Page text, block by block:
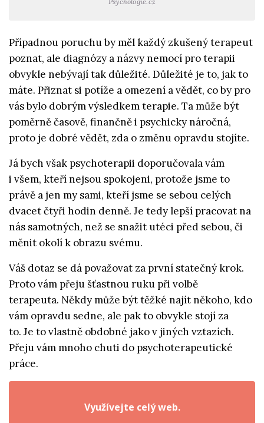
Případnou poruchu by měl každý zkušený terapeut
poznat, ale diagnózy a názvy nemocí pro terapii
obvykle nebývají tak důležité. Důležité je to, jak to
máte. Přiznat si potíže a omezení a vědět, co by pro
vás bylo dobrým výsledkem terapie. Ta může být
poměrně časově, finančně i psychicky náročná,
proto je dobré vědět, zda o změnu opravdu stojíte.
Já bych však psychoterapii doporučovala vám
i všem, kteří nejsou spokojeni, protože jsme to
právě a jen my sami, kteří jsme se sebou celých
dvacet čtyři hodin denně. Je tedy lepší pracovat na
nás samotných, než se snažit utéci před sebou, či
měnit okolí k obrazu svému.
Váš dotaz se dá považovat za první statečný krok.
Proto vám přeju šťastnou ruku při volbě
terapeuta. Někdy může být těžké najít někoho, kdo
vám opravdu sedne, ale pak to obvykle stojí za
to. Je to vlastně obdobné jako v jiných vztazích.
Přeju vám mnoho chuti do psychoterapeutické
práce.
Využívejte celý web.